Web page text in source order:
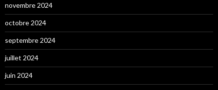
novembre 2024
octobre 2024
septembre 2024
juillet 2024
juin 2024